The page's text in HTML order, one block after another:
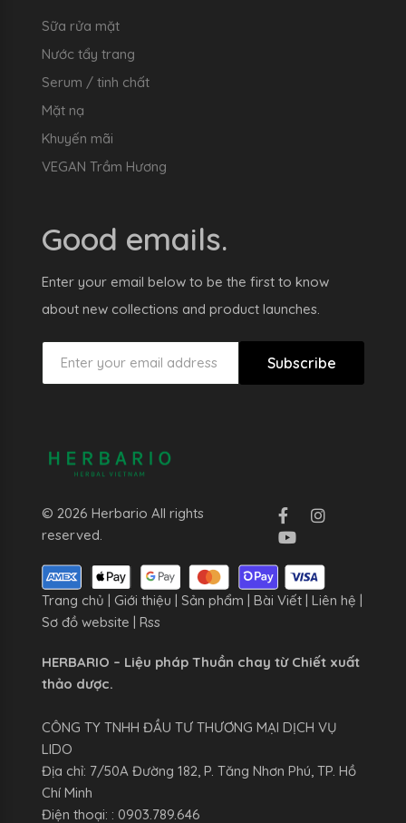
Sữa rửa mặt
Nước tẩy trang
Serum / tinh chất
Mặt nạ
Khuyến mãi
VEGAN Trầm Hương
Good emails.
Enter your email below to be the first to know
about new collections and product launches.
Subscribe
© 2026 Herbario All rights
reserved.
Trang chủ Giới thiệu Sản phẩm Bài Viết Liên hệ
Sơ đồ website
Rss
HERBARIO – Liệu pháp Thuần chay từ Chiết xuất
thảo dược.
CÔNG TY TNHH ĐẦU TƯ THƯƠNG MẠI DỊCH VỤ
LIDO
Địa chỉ: 7/50A Đường 182, P. Tăng Nhơn Phú, TP. Hồ
Chí Minh
Điện thoại: : 0903.789.646